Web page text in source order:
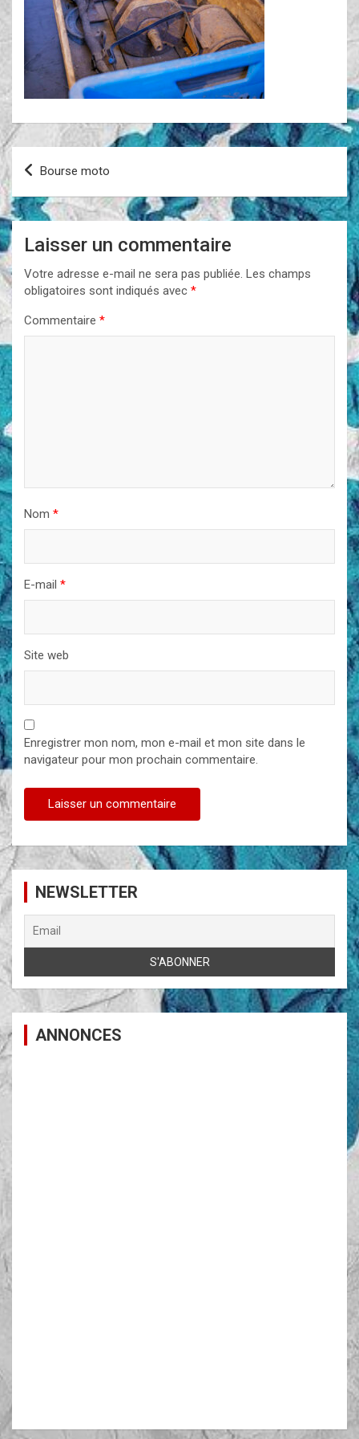
Navigation
l’article
Bourse moto
Laisser un commentaire
Votre adresse e-mail ne sera pas publiée. Les champs
obligatoires sont indiqués avec *
Commentaire *
Nom *
E-mail *
Site web
Enregistrer mon nom, mon e-mail et mon site dans le
navigateur pour mon prochain commentaire.
NEWSLETTER
ANNONCES